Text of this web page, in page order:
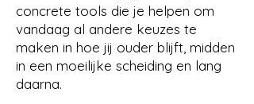
concrete tools die je helpen om
vandaag al andere keuzes te
maken in hoe jij ouder blijft, midden
in een moeilijke scheiding en lang
daarna.